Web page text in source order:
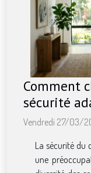
Comment
sécurité
Vendredi 27/03/
La sécurité du
une